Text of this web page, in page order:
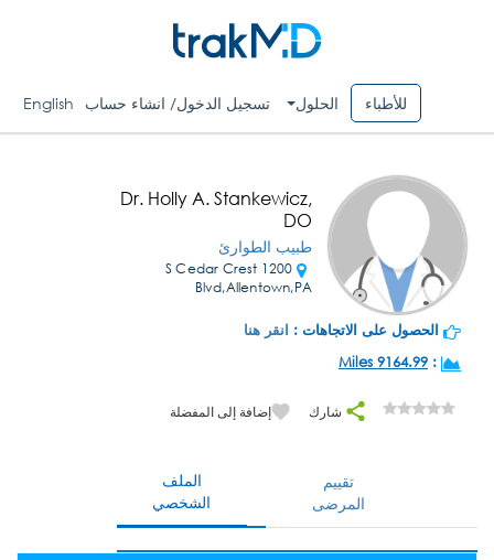
للأطباء الحلول تسجيل الدخول/ انشاء حساب English
Dr. Holly A. Stankewicz,
DO
طبيب الطوارئ
1200 S Cedar Crest
Blvd,Allentown,PA
الحصول على الاتجاهات : انقر هنا
:
9164.99 Miles
شارك إضافة إلى المفضلة
الملف
الشخصي
تقييم
المرضى